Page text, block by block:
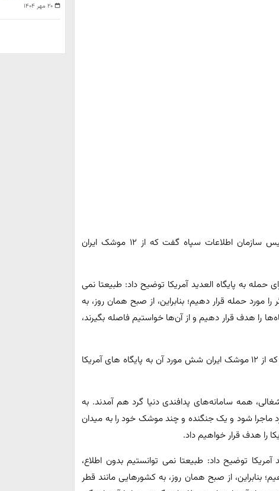
سردار مجید خادمی رئیس سازمان اطلاعات سپاه گفت که از ۱۲ موشک ایران
به پایگاه العدید آمریکا توضیح داد: طبیعتا نمی
مورد حمله قرار دهیم؛ بنابراین، از صبح همان روز، به
را هدف قرار دهیم و از آن‌ها خواستیم فاصله بگیرند،
سردار مجید خادمی رئیس سازمان اطلاعات سپاه گفت که از ۱۲ موشک ایران شش مورد آن به پایگاه های آمریکا
همه سامانه‌های پدافندی دنیا گرد هم آمدند. به
ماجرا شود و یک جنگنده و چند موشک خود را به میدان
را هدف قرار خواهیم داد.
توضیح داد: طبیعتا نمی توانستیم بدون اطلاع،
بنابراین، از صبح همان روز، به کشورهایی مانند قطر
۲۰ مهر ۱۴۰۴